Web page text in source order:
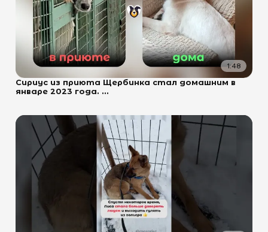
1:48
Сириус из приюта Щербинка стал домашним в
январе 2023 года. ...